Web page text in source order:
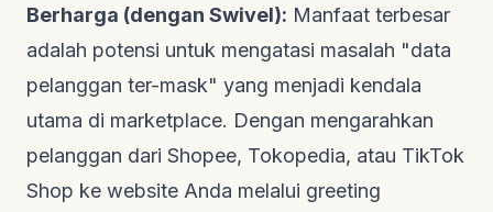
Berharga (dengan Swivel): Manfaat terbesar
adalah potensi untuk mengatasi masalah "data
pelanggan ter-mask" yang menjadi kendala
utama di marketplace. Dengan mengarahkan
pelanggan dari Shopee, Tokopedia, atau TikTok
Shop ke website Anda melalui greeting